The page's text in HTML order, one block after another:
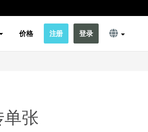
价格 注册 登录
张